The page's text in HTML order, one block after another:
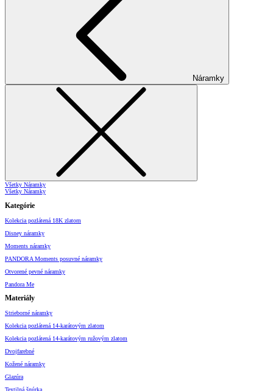
Náramky
Všetky Náramky
Všetky Náramky
Kategórie
Kolekcia pozlátená 18K zlatom
Disney náramky
Moments náramky
PANDORA Moments posuvné náramky
Otvorené pevné náramky
Pandora Me
Materiály
Strieborné náramky
Kolekcia pozlátená 14-karátovým zlatom
Kolekcia pozlátená 14-karátovým ružovým zlatom
Dvojfarebné
Kožené náramky
Glazúra
Textilná šnúrka